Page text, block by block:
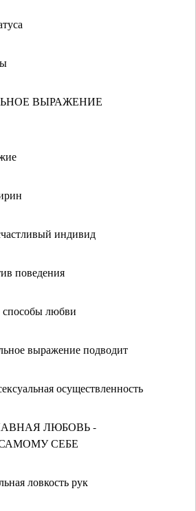
ВЫРАЖЕНИЕ
индивид
поведения
способы любви
выражение подводит
осуществленность
ЛЮБОВЬ -
СЕБЕ
ловкость рук